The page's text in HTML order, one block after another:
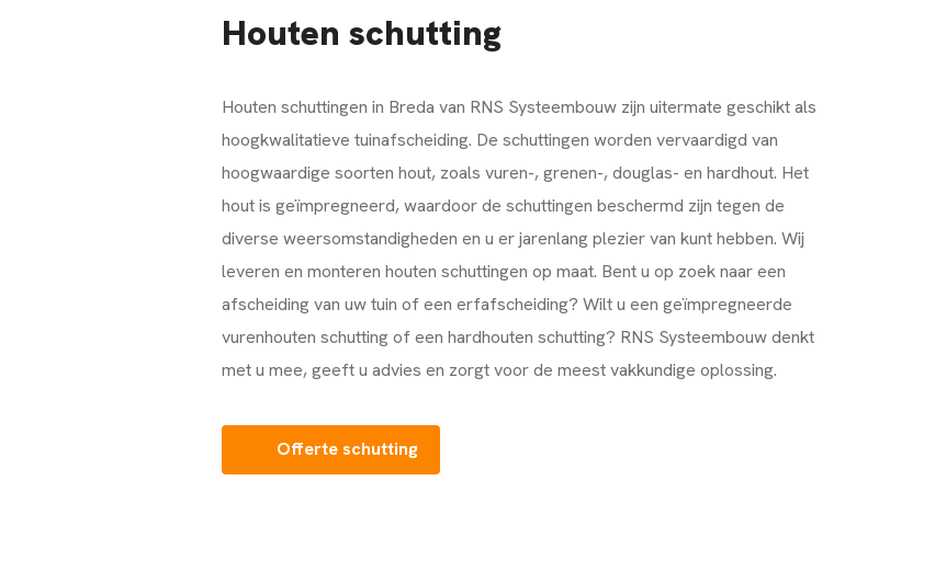
Houten schutting
Houten schuttingen in Breda van RNS Systeembouw zijn uitermate geschikt als
hoogkwalitatieve tuinafscheiding. De schuttingen worden vervaardigd van
hoogwaardige soorten hout, zoals vuren-, grenen-, douglas- en hardhout. Het
hout is geïmpregneerd, waardoor de schuttingen beschermd zijn tegen de
diverse weersomstandigheden en u er jarenlang plezier van kunt hebben. Wij
leveren en monteren houten schuttingen op maat. Bent u op zoek naar een
afscheiding van uw tuin of een erfafscheiding? Wilt u een geïmpregneerde
vurenhouten schutting of een hardhouten schutting? RNS Systeembouw denkt
met u mee, geeft u advies en zorgt voor de meest vakkundige oplossing.
Offerte schutting